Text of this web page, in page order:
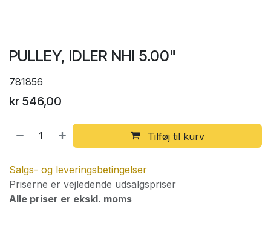
PULLEY, IDLER NHI 5.00"
781856
kr 546,00
Tilføj til kurv
Salgs- og leveringsbetingelser
Priserne er vejledende udsalgspriser
Alle priser er ekskl. moms